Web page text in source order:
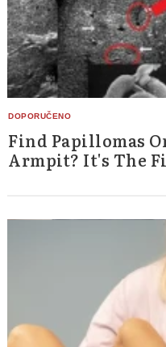
Find Papillomas
Armpit? It's The